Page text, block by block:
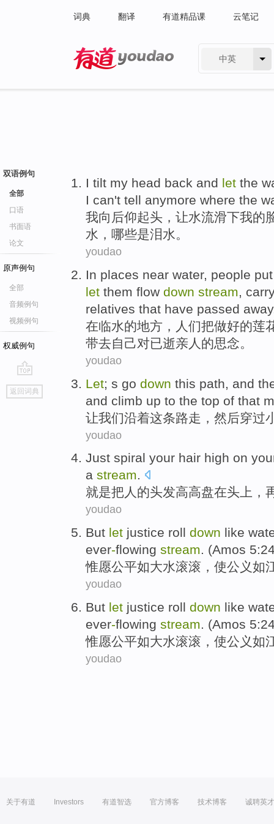
词典 翻译 有道精品课 云笔记
中英
双语例句
全部
口语
书面语
论文
原声例句
全部
音频例句
视频例句
权威例句
go
top
返回词典
I tilt my head back and let the
I can't tell anymore where the
我向后仰起头 ， 让水流滑下我的
水 ，哪些是泪水。
youdao
In places near water, people put
let them flow down stream,
relatives that have passed away
在临水的地方 ， 人们把做好的莲
带去自己对已逝亲人 的思念。
youdao
Let; s go down this path
and
and climb up to the top of that
让我们沿着这条路走 ， 然后穿过
youdao
Just spiral your hair high on
a stream.
就是把人的头发高高盘在头上 ，
youdao
But let justice roll down like
ever-flowing stream. (Amos
惟愿公平如大水滚滚，使公 义如
youdao
But let justice roll down like
ever-flowing stream. (Amos
惟愿公平如大水滚滚，使公 义如
youdao
关于有道 Investors 有道智选 官方博客 技术博客 诚聘英才